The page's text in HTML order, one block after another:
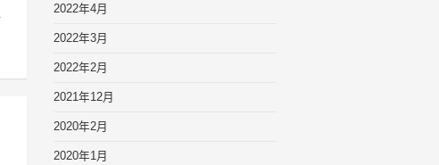
2022年4月
2022年3月
2022年2月
2021年12月
2020年2月
2020年1月